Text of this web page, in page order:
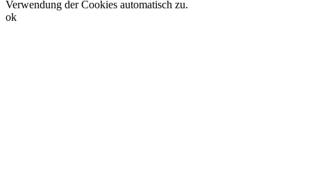
Verwendung der Cookies automatisch zu.
ok